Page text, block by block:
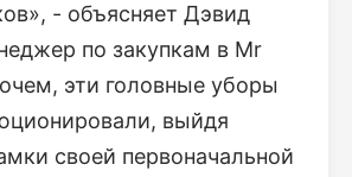
- объясняет Дэвид
по закупкам в Mr
эти головные уборы
выйдя
своей первоначальной